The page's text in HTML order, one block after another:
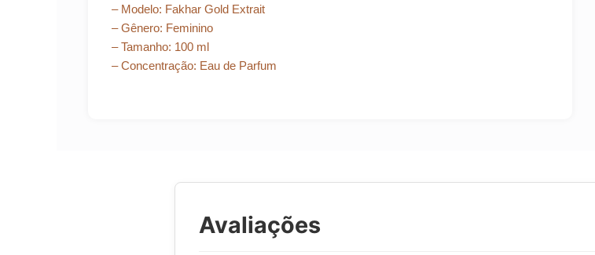
– Modelo: Fakhar Gold Extrait
– Gênero: Feminino
– Tamanho: 100 ml
– Concentração: Eau de Parfum
Avaliações